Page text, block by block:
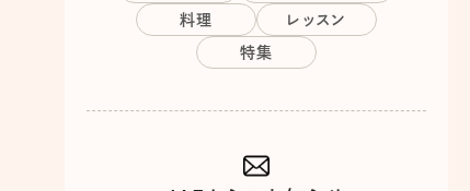
料理 レッスン
特集